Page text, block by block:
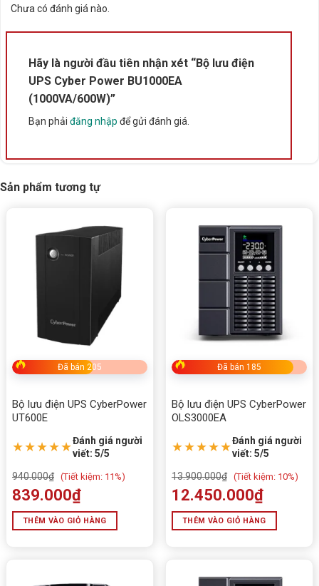
Bảo vệ:Cầu chì + CB chống quá tải, chống sét, lọc
Thời gian sạc:8 giờ
Thời gian lưu điện:
60W: ~74 phút
90W: ~45 phút
50% tải: ~9 phút
Kích thước:161 x 265 x 338 mm
Khối lượng: 7.11 kg
Bảo hành:
Phụ kiện:Sách hướng dẫn sử dụng
Đặc điểm nổi bật của Bộ lưu điện UPS
Chưa có đánh giá nào.
Hãy là người đầu tiên nhận xét “Bộ lưu điện
UPS Cyber Power BU1000EA
(1000VA/600W)”
Bạn phải đăng nhập để gửi đánh giá.
Sản phẩm tương tự
Đã bán 205
Bộ lưu điện UPS CyberPower
UT600E
★★★★★Đánh giá người
viết: 5/5
940.000₫ (Tiết kiệm: 11%)
839.000₫
THÊM VÀO GIỎ HÀNG
Đã bán 185
Bộ lưu điện UPS CyberPower
OLS3000EA
★★★★★Đánh giá người
viết: 5/5
13.900.000₫ (Tiết kiệm: 10%)
12.450.000₫
THÊM VÀO GIỎ HÀNG